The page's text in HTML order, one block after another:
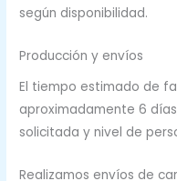
según disponibilidad.
Producción y envíos
El tiempo estimado de
aproximadamente 6
solicitada y nivel de
Realizamos envíos de